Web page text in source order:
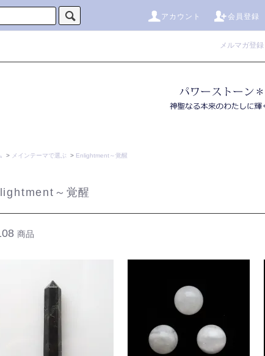
アカウント 会員登録
メルマガ登
> メインテーマで選ぶ > Enlightment～覚醒
～覚醒
商品